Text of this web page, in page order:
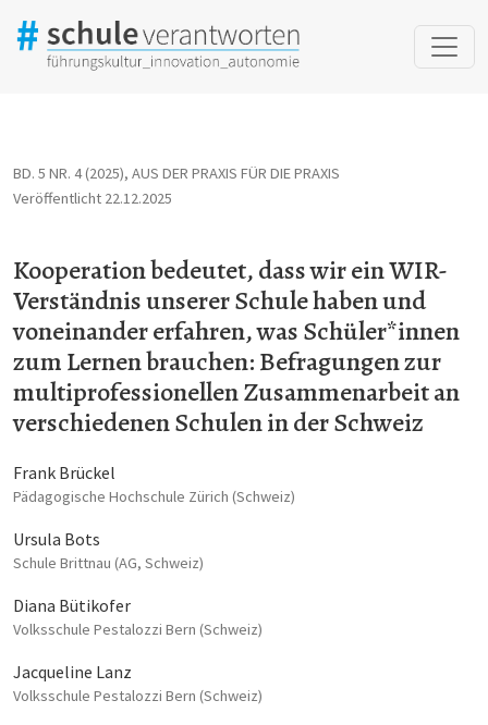
BD. 5 NR. 4 (2025), AUS DER PRAXIS FÜR DIE PRAXIS
Kooperation bedeutet, dass wir ein WIR-
Verständnis unserer Schule haben und
voneinander erfahren, was Schüler*innen
zum Lernen brauchen: Befragungen zur
multiprofessionellen Zusammenarbeit an
verschiedenen Schulen in der Schweiz
Veröffentlicht 22.12.2025
Frank Brückel
Pädagogische Hochschule Zürich (Schweiz)
Ursula Bots
Schule Brittnau (AG, Schweiz)
Diana Bütikofer
Volksschule Pestalozzi Bern (Schweiz)
Jacqueline Lanz
Volksschule Pestalozzi Bern (Schweiz)